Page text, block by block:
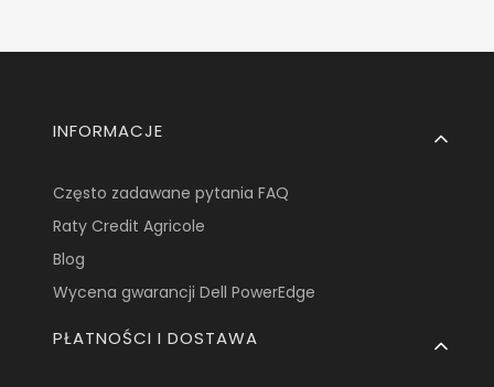
Linki w stopce
INFORMACJE
Często zadawane pytania FAQ
Raty Credit Agricole
Blog
Wycena gwarancji Dell PowerEdge
PŁATNOŚCI I DOSTAWA